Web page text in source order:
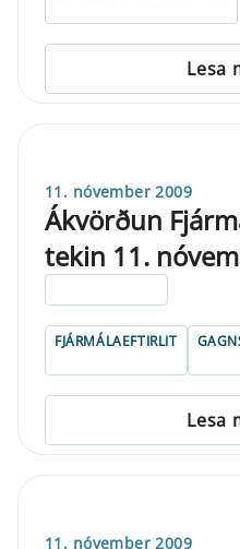
Lesa
11. nóvember 2009
Ákvörðun
tekin 11.
FJÁRMÁLAEFTIRLIT
Lesa
11. nóvember 2009